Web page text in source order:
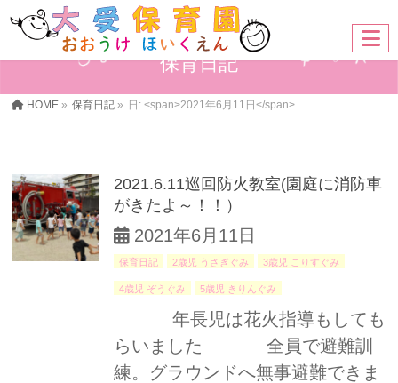
保育日記
HOME » 保育日記 » 日: <span>2021年6月11日</span>
2021.6.11巡回防火教室(園庭に消防車
がきたよ～！！）
2021年6月11日
保育日記 2歳児 うさぎぐみ 3歳児 こりすぐみ
4歳児 ぞうぐみ 5歳児 きりんぐみ
年長児は花火指導もしても
らいました 全員で避難訓
練。グラウンドへ無事避難できま